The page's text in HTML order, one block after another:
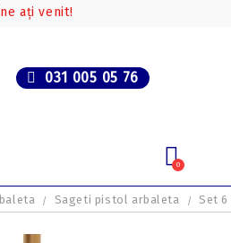
ați venit!
031 005 05 76
0
Sageti pistol arbaleta Set 6